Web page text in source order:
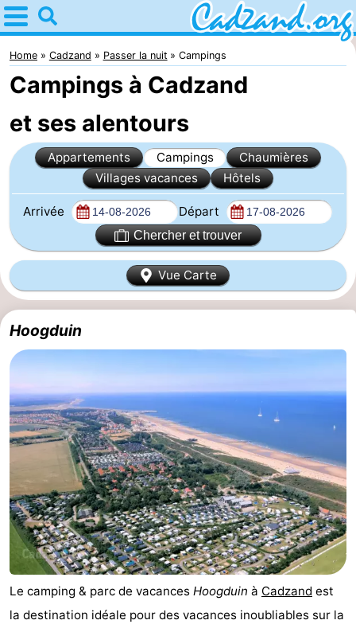
Home
Cadzand
Astuces
Avec
les
enfants
Passer
la
nuit
Appartements
Campings
Chaumières
Bad
-
Resort
Nieuwvliet-
Bad
De
Meulinge
-
EuroParcs
Cadzand
-
Hoogduin
Noordzee
Résidence
Cadzand-
-
Resort
Nieuwvliet-
Schoneveld
-
Home Cadzand Passer la nuit Campings
Campings à Cadzand
et ses alentours
Appartements Campings
Chaumières
Villages vacances
Hôtels
Arrivée Départ
Chercher et trouver
Vue Carte
Hoogduin
Le camping & parc de vacances Hoogduin à Cadzand est
la destination idéale pour des vacances inoubliables sur la